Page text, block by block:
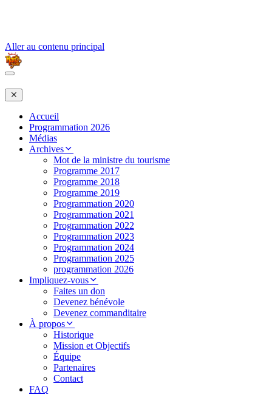
Aller au contenu principal
Accueil
Programmation 2026
Médias
Archives
Mot de la ministre du tourisme
Programme 2017
Programme 2018
Programme 2019
Programmation 2020
Programmation 2021
Programmation 2022
Programmation 2023
Programmation 2024
Programmation 2025
programmation 2026
Impliquez-vous
Faites un don
Devenez bénévole
Devenez commanditaire
À propos
Historique
Mission et Objectifs
Équipe
Partenaires
Contact
FAQ